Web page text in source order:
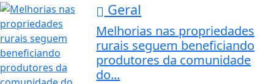
Geral
Melhorias nas propriedades
rurais seguem beneficiando
produtores da comunidade
do...